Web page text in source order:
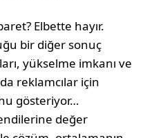
Elbette hayır.
bir diğer sonuç
yükselme imkanı ve
reklamcılar için
gösteriyor…
değer